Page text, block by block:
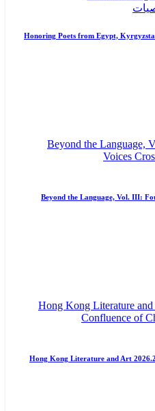
Honoring Poets from Egypt,
Beyond the Language, Vol. III:
Hong Kong Literature and Art